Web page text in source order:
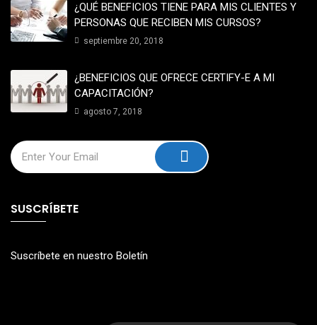
¿QUÉ BENEFICIOS TIENE PARA MIS CLIENTES Y
PERSONAS QUE RECIBEN MIS CURSOS?
septiembre 20, 2018
¿BENEFICIOS QUE OFRECE CERTIFY-E A MI
CAPACITACIÓN?
agosto 7, 2018
SUSCRÍBETE
Suscríbete en nuestro Boletín